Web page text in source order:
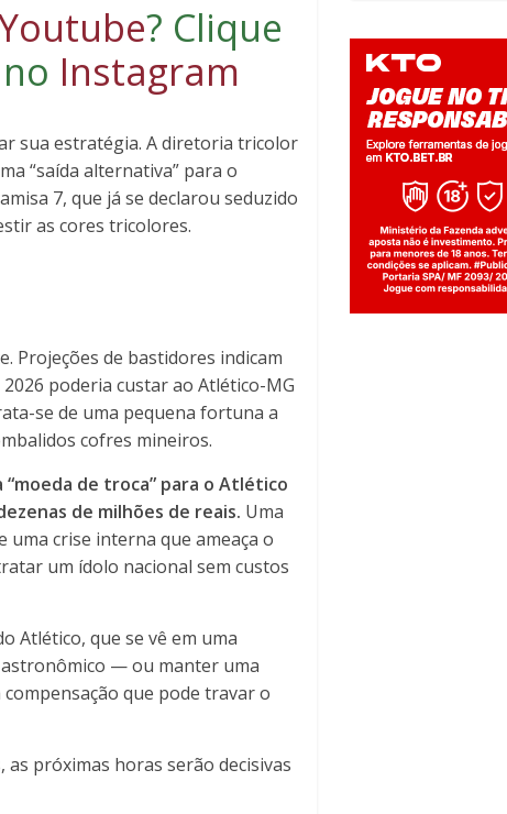
? Clique
Instagram
sua estratégia. A diretoria tricolor
“saída alternativa” para o
7, que já se declarou seduzido
as cores tricolores.
Projeções de bastidores indicam
poderia custar ao Atlético-MG
se de uma pequena fortuna a
cofres mineiros.
de troca” para o Atlético
de milhões de reais. Uma
uma crise interna que ameaça o
um ídolo nacional sem custos
Atlético, que se vê em uma
— ou manter uma
que pode travar o
as próximas horas serão decisivas
Jogue com